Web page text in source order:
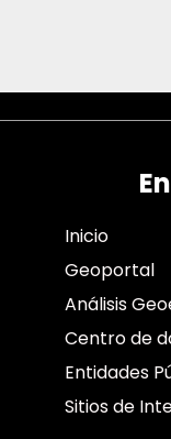
Inicio
Geoportal
Análisis
Centro de
Entidades
Sitios de